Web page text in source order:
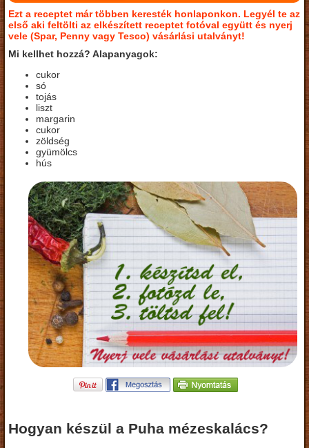
Ezt a receptet már többen keresték honlaponkon. Legyél te az
első aki feltölti az elkészített receptet fotóval együtt és nyerj
vele (Spar, Penny vagy Tesco) vásárlási utalványt!
Mi kellhet hozzá? Alapanyagok:
cukor
só
tojás
liszt
margarin
cukor
zöldség
gyümölcs
hús
Hogyan készül a Puha mézeskalács?